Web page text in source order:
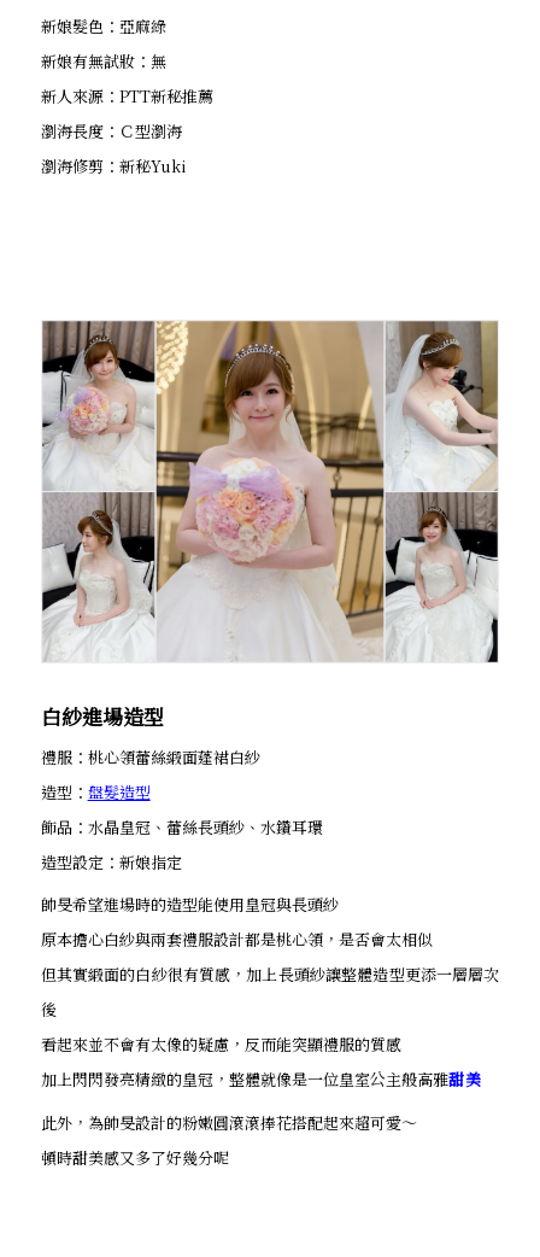
新娘髮色：亞麻綠
新娘有無試妝：無
新人來源：PTT新秘推薦
瀏海長度：Ｃ型瀏海
瀏海修剪：新秘Yuki
白紗進場造型
禮服：桃心領蕾絲緞面蓬裙白紗
造型： 盤髮造型
飾品：水晶皇冠、蕾絲長頭紗、水鑽耳環
造型設定：新娘指定
帥旻希望進場時的造型能使用皇冠與長頭紗
原本擔心白紗與兩套禮服設計都是桃心領，是否會太相似
但其實緞面的白紗很有質感，加上長頭紗讓整體造型更添一層層次
後
看起來並不會有太像的疑慮，反而能突顯禮服的質感
加上閃閃發亮精緻的皇冠，整體就像是一位皇室公主般高雅甜美
此外，為帥旻設計的粉嫩圓滾滾捧花搭配起來超可愛～
頓時甜美感又多了好幾分呢